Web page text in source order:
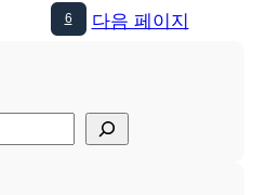
6 다음 페이지